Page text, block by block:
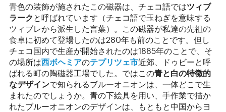
青色の装飾が施されたこの磁器は、チェコ語ではツィブ
ラーク と呼ばれています（チェコ語で玉ねぎを意味する
ツィブレから派生した言葉）。この磁器が私達の先祖の
食卓に初めて登場したのは280年も前のことです。但し
チェコ国内で生産が開始されたのは1885年のことで、そ
の場所は西ボヘミアのテプリツェ市近郊、ドゥビーと呼
ばれる町の陶磁器工場でした。ではこの青と白の特徴的
なデザインで知られるブルーオニオンは、一体どこで生
まれたのでしょうか。青の下絵具を用い、手作業で描か
れたブルーオニオンのデザインは、もともと中国からヨ